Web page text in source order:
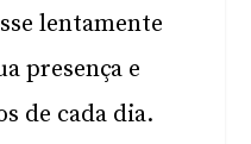
lentamente
presença e
de cada dia.